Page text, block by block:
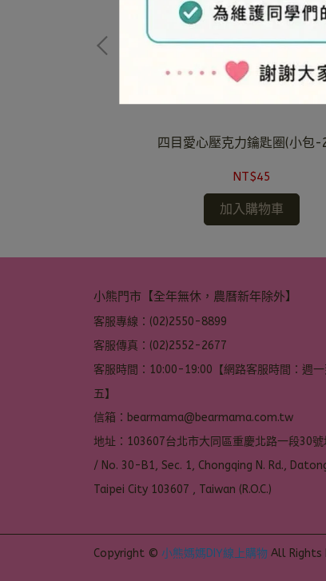
四目愛心壓克力鑰匙圈(小包-
NT$45
加入購物車
小熊門市【全年無休，農曆新年除外】
客服專線：(02)2550-8899
客服傳真：(02)2552-2677
客服時間：10:00-19:00【網路客服時間：週一
五】
信箱：bearmama@bearmama.com.tw
地址：103607台北市大同區重慶北路一段30
/ No. 30-B1, Sec. 1, Chongqing N. Rd.,
Taipei City 103607 , Taiwan (R.O.C.)
Copyright © 小熊媽媽DIY線上購物 All Rights